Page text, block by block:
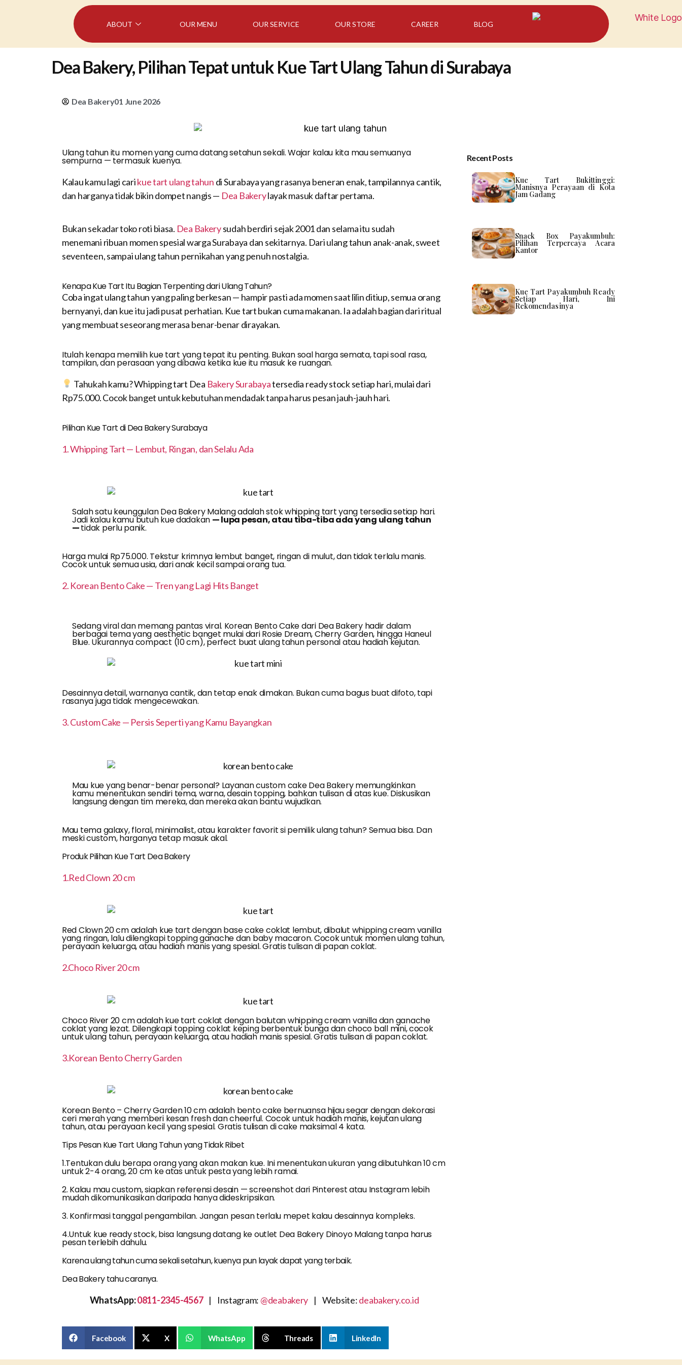
ABOUT OUR MENU OUR SERVICE OUR STORE CAREER BLOG
Dea Bakery, Pilihan Tepat untuk Kue Tart Ulang Tahun di Surabaya
Dea Bakery01 June 2026
Ulang tahun itu momen yang cuma datang setahun sekali. Wajar kalau kita mau semuanya
sempurna — termasuk kuenya.
Kalau kamu lagi carikue tart ulang tahun di Surabaya yang rasanya beneran enak, tampilannya cantik,
dan harganya tidak bikin dompet nangis — Dea Bakerylayak masuk daftar pertama.
Bukan sekadar toko roti biasa. Dea Bakerysudah berdiri sejak 2001 dan selama itu sudah
menemani ribuan momen spesial warga Surabaya dan sekitarnya. Dari ulang tahun anak-anak, sweet
seventeen, sampai ulang tahun pernikahan yang penuh nostalgia.
Kenapa Kue Tart Itu Bagian Terpenting dari Ulang Tahun?
Coba ingat ulang tahun yang paling berkesan — hampir pasti ada momen saat lilin ditiup, semua orang
bernyanyi, dan kue itu jadi pusat perhatian. Kue tart bukan cuma makanan. Ia adalah bagian dari ritual
yang membuat seseorang merasa benar-benar dirayakan.
Itulah kenapa memilih kue tart yang tepat itu penting. Bukan soal harga semata, tapi soal rasa,
tampilan, dan perasaan yang dibawa ketika kue itu masuk ke ruangan.
Tahukah kamu? Whipping tart Dea Bakery Surabayatersedia ready stock setiap hari, mulai dari
Rp75.000. Cocok banget untuk kebutuhan mendadak tanpa harus pesan jauh-jauh hari.
Pilihan Kue Tart di Dea Bakery Surabaya
1. Whipping Tart — Lembut, Ringan, dan Selalu Ada
Salah satu keunggulan Dea Bakery Malang adalah stok whipping tart yang tersedia setiap hari.
Jadi kalau kamu butuh kue dadakan — lupa pesan, atau tiba-tiba ada yang ulang tahun
—tidak perlu panik.
Harga mulai Rp75.000. Tekstur krimnya lembut banget, ringan di mulut, dan tidak terlalu manis.
Cocok untuk semua usia, dari anak kecil sampai orang tua.
2. Korean Bento Cake — Tren yang Lagi Hits Banget
Sedang viral dan memang pantas viral. Korean Bento Cake dari Dea Bakery hadir dalam
berbagai tema yang aesthetic banget mulai dari Rosie Dream, Cherry Garden, hingga Haneul
Blue. Ukurannya compact (10 cm), perfect buat ulang tahun personal atau hadiah kejutan.
Desainnya detail, warnanya cantik, dan tetap enak dimakan. Bukan cuma bagus buat difoto, tapi
rasanya juga tidak mengecewakan.
3. Custom Cake — Persis Seperti yang Kamu Bayangkan
Mau kue yang benar-benar personal? Layanan custom cake Dea Bakery memungkinkan
kamu menentukan sendiri tema, warna, desain topping, bahkan tulisan di atas kue. Diskusikan
langsung dengan tim mereka, dan mereka akan bantu wujudkan.
Mau tema galaxy, floral, minimalist, atau karakter favorit si pemilik ulang tahun? Semua bisa. Dan
meski custom, harganya tetap masuk akal.
Produk Pilihan Kue Tart Dea Bakery
1.Red Clown 20 cm
Red Clown 20 cm adalah kue tart dengan base cake coklat lembut, dibalut whipping cream vanilla
yang ringan, lalu dilengkapi topping ganache dan baby macaron. Cocok untuk momen ulang tahun,
perayaan keluarga, atau hadiah manis yang spesial. Gratis tulisan di papan coklat.
2.Choco River 20 cm
Choco River 20 cm adalah kue tart coklat dengan balutan whipping cream vanilla dan ganache
coklat yang lezat. Dilengkapi topping coklat keping berbentuk bunga dan choco ball mini, cocok
untuk ulang tahun, perayaan keluarga, atau hadiah manis spesial. Gratis tulisan di papan coklat.
3.Korean Bento Cherry Garden
Korean Bento – Cherry Garden 10 cm adalah bento cake bernuansa hijau segar dengan dekorasi
ceri merah yang memberi kesan fresh dan cheerful. Cocok untuk hadiah manis, kejutan ulang
tahun, atau perayaan kecil yang spesial. Gratis tulisan di cake maksimal 4 kata.
Tips Pesan Kue Tart Ulang Tahun yang Tidak Ribet
1.Tentukan dulu berapa orang yang akan makan kue. Ini menentukan ukuran yang dibutuhkan 10 cm
untuk 2-4 orang, 20 cm ke atas untuk pesta yang lebih ramai.
2. Kalau mau custom, siapkan referensi desain — screenshot dari Pinterest atau Instagram lebih
mudah dikomunikasikan daripada hanya dideskripsikan.
3. Konfirmasi tanggal pengambilan. Jangan pesan terlalu mepet kalau desainnya kompleks.
4.Untuk kue ready stock, bisa langsung datang ke outlet Dea Bakery Dinoyo Malang tanpa harus
pesan terlebih dahulu.
Karena ulang tahun cuma sekali setahun, kuenya pun layak dapat yang terbaik.
Dea Bakery tahu caranya.
WhatsApp:0811-2345-4567| Instagram: @deabakery | Website:deabakery.co.id
Facebook X WhatsApp Threads LinkedIn
Recent Posts
Kue Tart Bukittinggi:
Manisnya Perayaan di Kota
Jam Gadang
Snack Box Payakumbuh:
Pilihan Terpercaya Acara
Kantor
Kue Tart Payakumbuh Ready
Setiap Hari, Ini
Rekomendasinya